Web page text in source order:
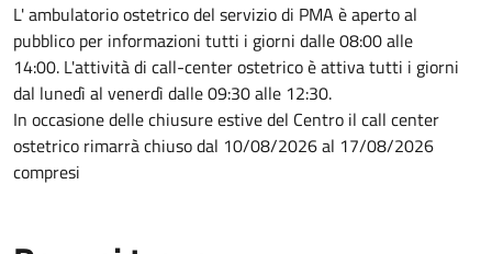
L' ambulatorio ostetrico del servizio di PMA è aperto al
pubblico per informazioni tutti i giorni dalle 08:00 alle
14:00. L'attività di call-center ostetrico è attiva tutti i giorni
dal lunedì al venerdì dalle 09:30 alle 12:30.
In occasione delle chiusure estive del Centro il call center
ostetrico rimarrà chiuso dal 10/08/2026 al 17/08/2026
compresi